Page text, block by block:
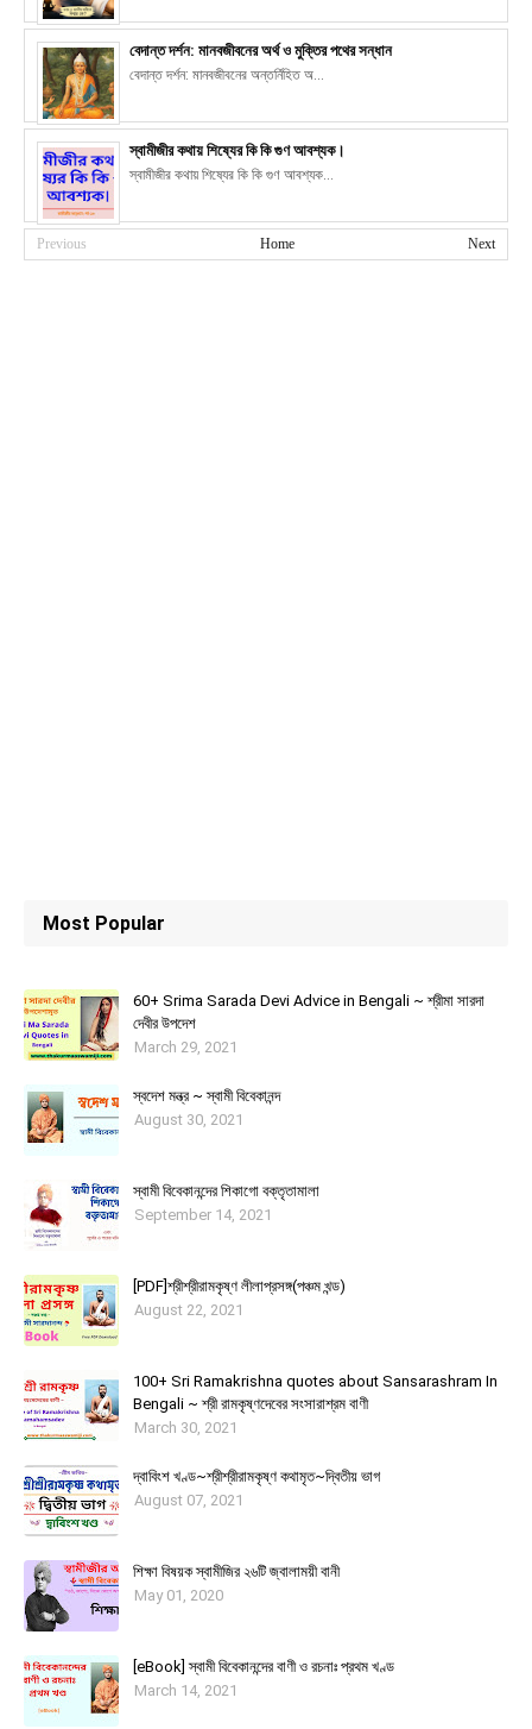
বেদান্ত দর্শন: মানবজীবনের অর্থ ও মুক্তির পথের সন্ধান
বেদান্ত দর্শন: মানবজীবনের অন্তর্নিহিত অ...
স্বামীজীর কথায় শিষ্যের কি কি গুণ আবশ্যক।
স্বামীজীর কথায় শিষ্যের কি কি গুণ আবশ্যক...
Previous Next
Home
Most Popular
60+ Srima Sarada Devi Advice in Bengali ~ শ্রীমা সারদা
দেবীর উপদেশ
March 29, 2021
স্বদেশ মন্ত্র ~ স্বামী বিবেকানন্দ
August 30, 2021
স্বামী বিবেকানন্দের শিকাগাে বক্তৃতামালা
September 14, 2021
[PDF]শ্রীশ্রীরামকৃষ্ণ লীলাপ্রসঙ্গ(পঞ্চম খন্ড)
August 22, 2021
100+ Sri Ramakrishna quotes about Sansarashram In
Bengali ~ শ্রী রামকৃষ্ণদেবের সংসারাশ্রম বাণী
March 30, 2021
দ্বাবিংশ খণ্ড~শ্রীশ্রীরামকৃষ্ণ কথামৃত~দ্বিতীয় ভাগ
August 07, 2021
শিক্ষা বিষয়ক স্বামীজির ২৬টি জ্বালাময়ী বানী
May 01, 2020
[eBook] স্বামী বিবেকানন্দের বাণী ও রচনাঃ প্রথম খণ্ড
March 14, 2021